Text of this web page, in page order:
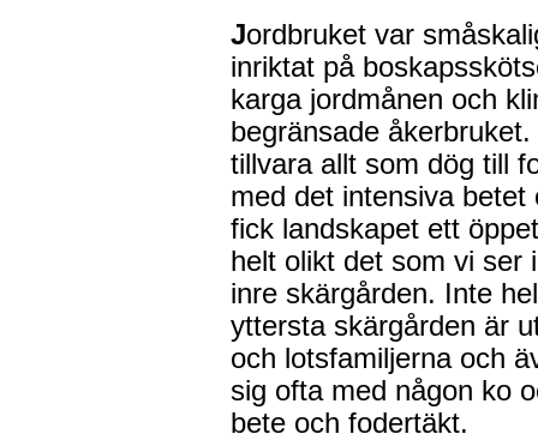
Jordbruket var
inriktat på
karga jordmånen och
begränsade
tillvara allt som dög till
med det intensiva betet
fick landskapet ett
helt olikt det som vi ser
inre skärgården. Inte
yttersta skärgården är
och lotsfamiljerna och
sig ofta med någon ko
bete och fodertäkt.